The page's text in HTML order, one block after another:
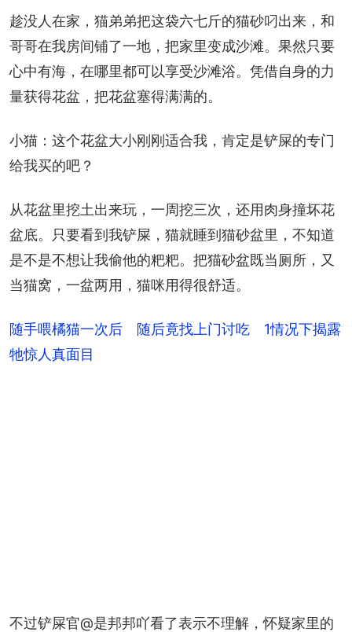
趁没人在家，猫弟弟把这袋六七斤的猫砂叼出来，和
哥哥在我房间铺了一地，把家里变成沙滩。果然只要
心中有海，在哪里都可以享受沙滩浴。凭借自身的力
量获得花盆，把花盆塞得满满的。
小猫：这个花盆大小刚刚适合我，肯定是铲屎的专门
给我买的吧？
从花盆里挖土出来玩，一周挖三次，还用肉身撞坏花
盆底。只要看到我铲屎，猫就睡到猫砂盆里，不知道
是不是不想让我偷他的粑粑。把猫砂盆既当厕所，又
当猫窝，一盆两用，猫咪用得很舒适。
随手喂橘猫一次后 随后竟找上门讨吃 1情况下揭露
牠惊人真面目
不过铲屎官@是邦邦吖看了表示不理解，怀疑家里的